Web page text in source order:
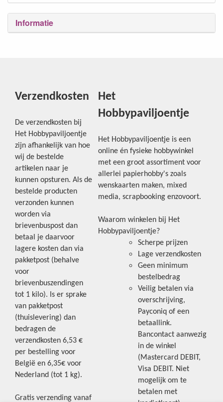
Informatie
Verzendkosten
De verzendkosten bij
Het Hobbypaviljoentje
zijn afhankelijk van hoe
wij de bestelde
artikelen naar je
kunnen opsturen. Als de
bestelde producten
verzonden kunnen
worden via
brievenbuspost dan
betaal je daarvoor
lagere kosten dan via
pakketpost (behalve
voor
brievenbuszendingen
tot 1 kilo). Is er sprake
van pakketpost
(thuislevering) dan
bedragen de
verzendkosten 6,53 €
per bestelling voor
België en 6,35€ voor
Nederland (tot 1 kg).
Gratis verzending vanaf
Het
Hobbypaviljoentje
Het Hobbypaviljoentje is een
online én fysieke hobbywinkel
met een groot assortiment voor
allerlei papierhobby's zoals
wenskaarten maken, mixed
media, scrapbooking enzovoort.
Waarom winkelen bij Het
Hobbypaviljoentje?
Scherpe prijzen
Lage verzendkosten
Geen minimum
bestelbedrag
Veilig betalen via
overschrijving,
Payconiq of een
betaallink.
Bancontact aanwezig
in de winkel
(Mastercard DEBIT,
Visa DEBIT. Niet
mogelijk om te
betalen met